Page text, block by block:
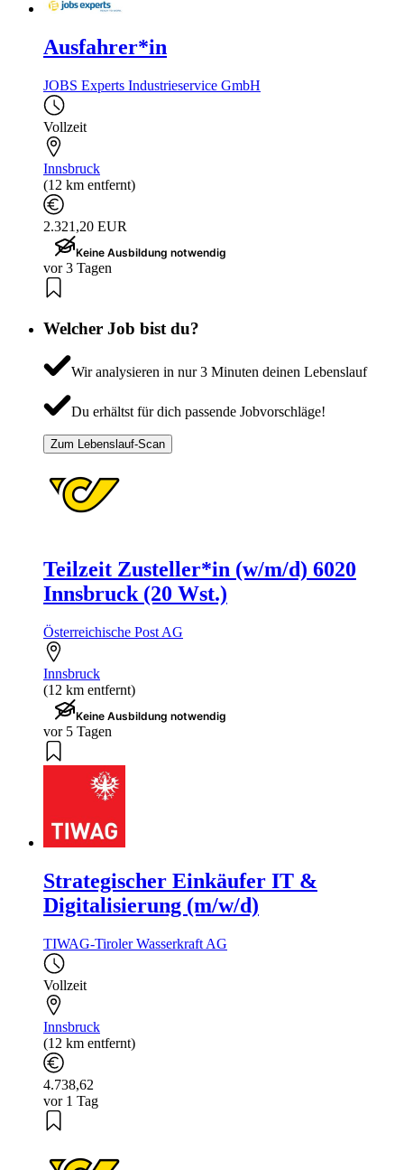
Ausfahrer*in
JOBS Experts Industrieservice GmbH
Vollzeit
Innsbruck
(12 km entfernt)
2.321,20 EUR
Keine Ausbildung notwendig
vor 3 Tagen
Welcher Job bist du?
Wir analysieren in nur 3 Minuten deinen Lebenslauf
Du erhältst für dich passende Jobvorschläge!
Zum Lebenslauf-Scan
Teilzeit Zusteller*in (w/m/d) 6020
Innsbruck (20 Wst.)
Österreichische Post AG
Innsbruck
(12 km entfernt)
Keine Ausbildung notwendig
vor 5 Tagen
Strategischer Einkäufer IT &
Digitalisierung (m/w/d)
TIWAG-Tiroler Wasserkraft AG
Vollzeit
Innsbruck
(12 km entfernt)
4.738,62
vor 1 Tag